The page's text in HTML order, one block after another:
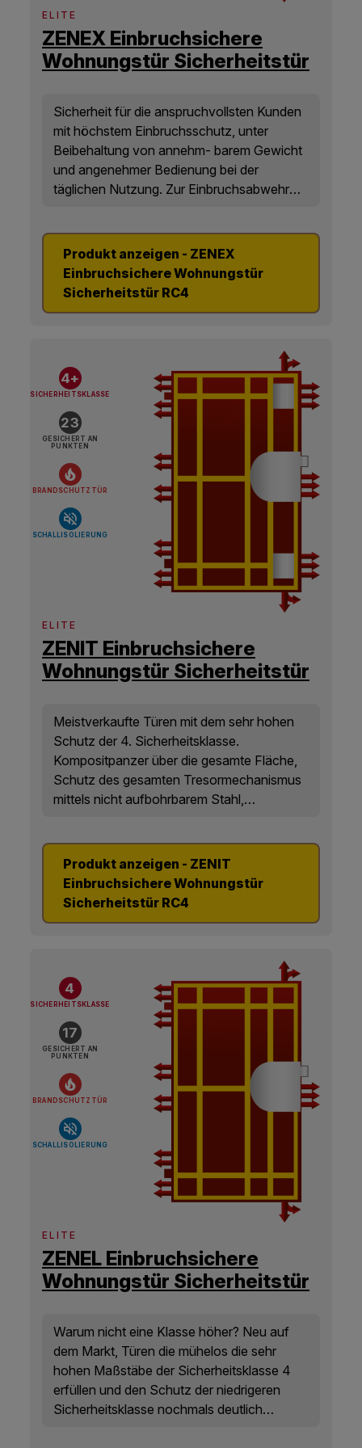
ELITE
ZENEX Einbruchsichere
Wohnungstür Sicherheitstür
Sicherheit für die anspruchvollsten Kunden
mit höchstem Einbruchsschutz, unter
Beibehaltung von annehm- barem Gewicht
und angenehmer Bedienung bei der
täglichen Nutzung. Zur Einbruchsabwehr
praxisbewährten patentgeschützten ADLO
Lösungen verwendet . In den meisten
Fällen werden die Parameter des ohnehin
Produkt anzeigen - ZENEX
Einbruchsichere Wohnungstür
Sicherheitstür RC4
4+
SICHERHEITSKLASSE
23
GESICHERT AN
PUNKTEN
BRANDSCHUTZTÜR
SCHALLISOLIERUNG
ELITE
ZENIT Einbruchsichere
Wohnungstür Sicherheitstür
Meistverkaufte Türen mit dem sehr hohen
Schutz der 4. Sicherheitsklasse.
Kompositpanzer über die gesamte Fläche,
Schutz des gesamten Tresormechanismus
mittels nicht aufbohrbarem Stahl,
Bedienung und zugleich hoher
Zuverlässigkeit, bestätigt durch die
unschlagbar hohe Garantie.
Produkt anzeigen - ZENIT
Einbruchsichere Wohnungstür
Sicherheitstür RC4
4
SICHERHEITSKLASSE
17
GESICHERT AN
PUNKTEN
BRANDSCHUTZTÜR
SCHALLISOLIERUNG
ELITE
ZENEL Einbruchsichere
Wohnungstür Sicherheitstür
Warum nicht eine Klasse höher? Neu auf
dem Markt, Türen die mühelos die sehr
hohen Maßstäbe der Sicherheitsklasse 4
erfüllen und den Schutz der niedrigeren
Sicherheitsklasse nochmals deutlich